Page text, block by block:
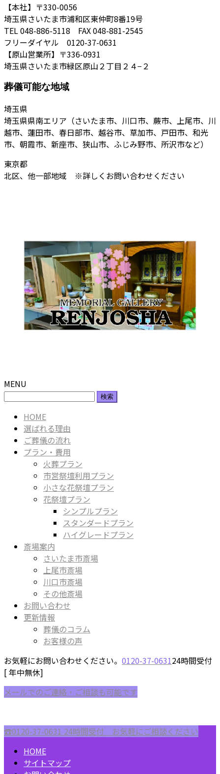
【本社】〒330-0056
埼玉県さいたま市浦和区東仲町8番19号
TEL 048-886-5118 FAX 048-881-2545
フリーダイヤル 0120-37-0631
【原山営業所】〒336-0931
埼玉県さいたま市緑区原山２丁目２４−２
葬儀可能な地域
埼玉県
埼玉県県南エリア（さいたま市、川口市、蕨市、上尾市、川
越市、蓮田市、春日部市、越谷市、草加市、戸田市、和光
市、朝霞市、新座市、狭山市、ふじみ野市、所沢市など）
東京都
北区、他一部地域 ※詳しくお問い合わせください
MENU
検
HOME
選ばれる理由
ご葬儀の流れ
プラン・費用
火葬プラン
市営祭壇利用プラン
小さな花祭壇プラン
花祭壇プラン
シンプルプラン
スタンダードプラン
ハイグレードプラン
斎場案内
さいたま市斎場
上尾市斎場
川口市斎場
その他斎場
お問い合わせ
更新情報
葬儀のコラム
お客様の声
お気軽にお問い合わせください。 0120-37-063124時間受付
[ 年中無休]
メールでのご連絡・ご相談も可能です
☎︎0120-37-0631 24時間受付 お気軽にご相談ください
HOME
サイトマップ